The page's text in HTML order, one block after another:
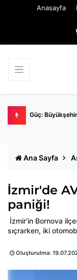
Anasayfa
Güç:
Ana Sayfa
İzmir'de
paniği!
İzmir’in Bornova
sıçrarken, iki
Oluşturulma: